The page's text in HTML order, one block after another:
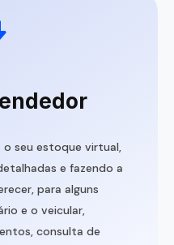
o seu estoque virtual,
e fazendo a
para alguns
e o veicular,
consulta de